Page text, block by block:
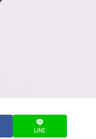
LINE